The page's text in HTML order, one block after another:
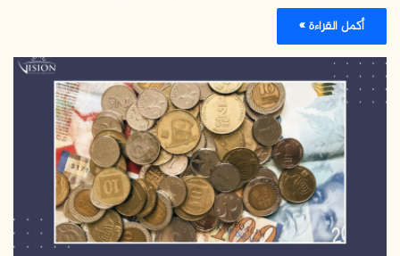
أكمل القراءة »